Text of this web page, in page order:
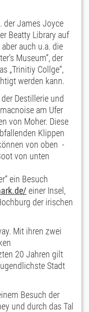
der James Joyce
Beatty Library auf
auch u.a. die
Museum“, der
„Trinitiy Collge“,
werden kann.
Destillerie und
am Ufer
von Moher. Diese
Klippen
von oben -
von unten
ein Besuch
einer Insel,
der irischen
Mit ihren zwei
20 Jahren gilt
Stadt
Besuch der
und durch das Tal